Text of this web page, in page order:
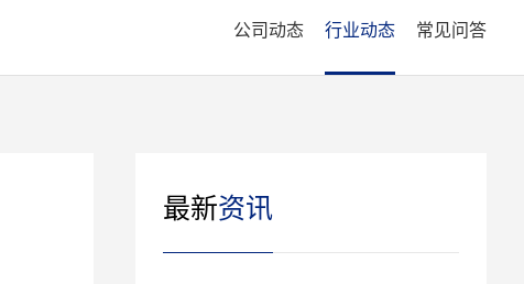
公司动态 行业动态 常见问答
最新资讯